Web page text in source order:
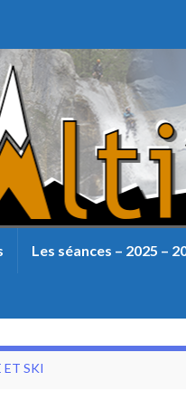
Les séances – 2025 –
ET SKI